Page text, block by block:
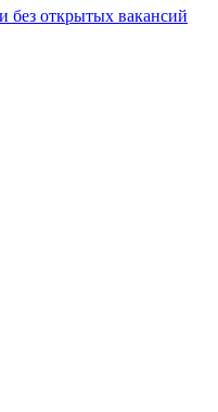
без открытых вакансий